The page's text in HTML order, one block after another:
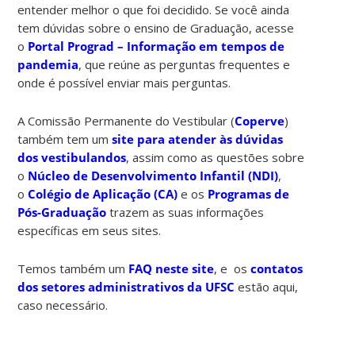
entender melhor o que foi decidido. Se você ainda
tem dúvidas sobre o ensino de Graduação, acesse
o Portal Prograd – Informação em tempos de
pandemia, que reúne as perguntas frequentes e
onde é possível enviar mais perguntas.
A Comissão Permanente do Vestibular (Coperve)
também tem umsite para atender às dúvidas
dos vestibulandos, assim como as questões sobre
o Núcleo de Desenvolvimento Infantil (NDI),
oColégio de Aplicação (CA) e os Programas de
Pós-Graduação trazem as suas informações
específicas em seus sites.
Temos também um FAQ neste site, e oscontatos
dos setores administrativos da UFSC estão aqui,
caso necessário.